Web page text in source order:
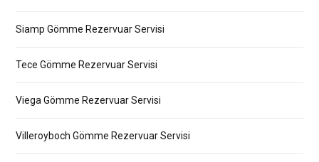
Siamp Gömme Rezervuar Servisi
Tece Gömme Rezervuar Servisi
Viega Gömme Rezervuar Servisi
Villeroyboch Gömme Rezervuar Servisi